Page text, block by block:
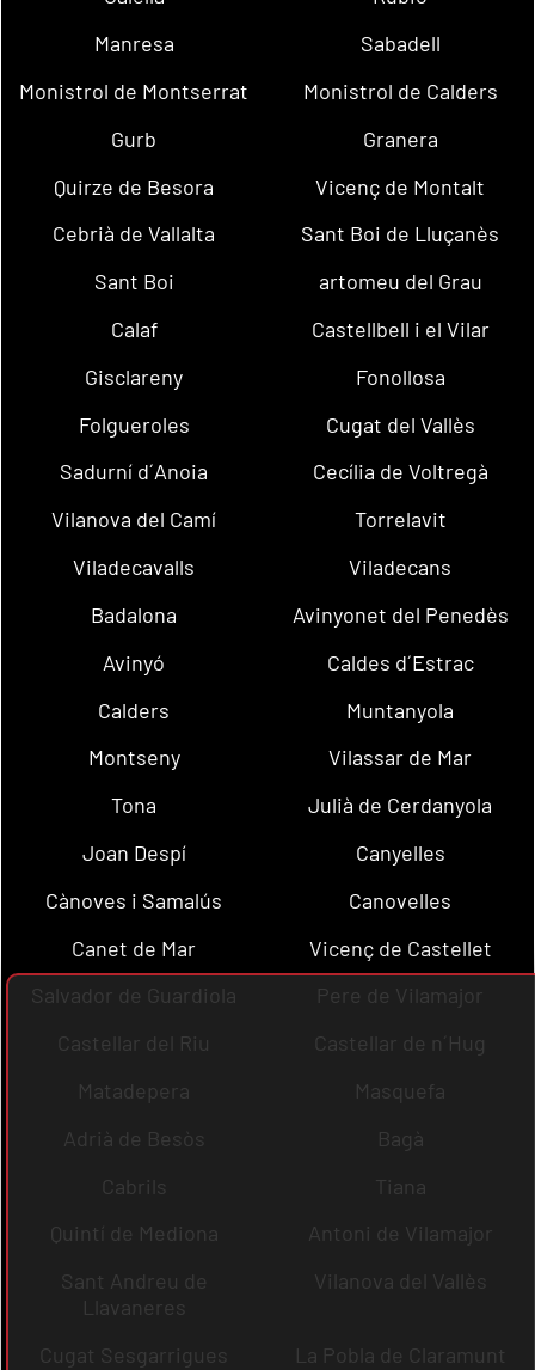
Manresa
Sabadell
Monistrol de Montserrat
Monistrol de Calders
Gurb
Granera
Quirze de Besora
Vicenç de Montalt
Cebrià de Vallalta
Sant Boi de Lluçanès
Sant Boi
artomeu del Grau
Calaf
Castellbell i el Vilar
Gisclareny
Fonollosa
Folgueroles
Cugat del Vallès
Sadurní d´Anoia
Cecília de Voltregà
Vilanova del Camí
Torrelavit
Viladecavalls
Viladecans
Badalona
Avinyonet del Penedès
Avinyó
Caldes d´Estrac
Calders
Muntanyola
Montseny
Vilassar de Mar
Tona
Julià de Cerdanyola
Joan Despí
Canyelles
Cànoves i Samalús
Canovelles
Canet de Mar
Vicenç de Castellet
Salvador de Guardiola
Pere de Vilamajor
Castellar del Riu
Castellar de n´Hug
Matadepera
Masquefa
Adrià de Besòs
Bagà
Cabrils
Tiana
Quintí de Mediona
Antoni de Vilamajor
Sant Andreu de
Llavaneres
Vilanova del Vallès
Cugat Sesgarrigues
La Pobla de Claramunt